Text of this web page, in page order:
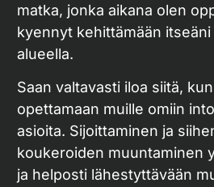
matka, jonka aikana olen
kyennyt kehittämään
alueella.
Saan valtavasti iloa siitä,
opettamaan muille omiin
asioita. Sijoittaminen ja
koukeroiden muuntaminen
ja helposti lähestyttävään